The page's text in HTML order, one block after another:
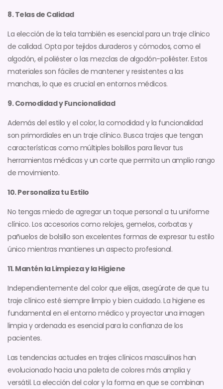
8. Telas de Calidad
La elección de la tela también es esencial para un traje clínico
de calidad. Opta por tejidos duraderos y cómodos, como el
algodón, el poliéster o las mezclas de algodón-poliéster. Estos
materiales son fáciles de mantener y resistentes a las
manchas, lo que es crucial en entornos médicos.
9. Comodidad y Funcionalidad
Además del estilo y el color, la comodidad y la funcionalidad
son primordiales en un traje clínico. Busca trajes que tengan
características como múltiples bolsillos para llevar tus
herramientas médicas y un corte que permita un amplio rango
de movimiento.
10. Personaliza tu Estilo
No tengas miedo de agregar un toque personal a tu uniforme
clínico. Los accesorios como relojes, gemelos, corbatas y
pañuelos de bolsillo son excelentes formas de expresar tu estilo
único mientras mantienes un aspecto profesional.
11. Mantén la Limpieza y la Higiene
Independientemente del color que elijas, asegúrate de que tu
traje clínico esté siempre limpio y bien cuidado. La higiene es
fundamental en el entorno médico y proyectar una imagen
limpia y ordenada es esencial para la confianza de los
pacientes.
Las tendencias actuales en trajes clínicos masculinos han
evolucionado hacia una paleta de colores más amplia y
versátil. La elección del color y la forma en que se combinan